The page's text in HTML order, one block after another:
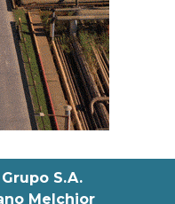
S.A.
Melchior